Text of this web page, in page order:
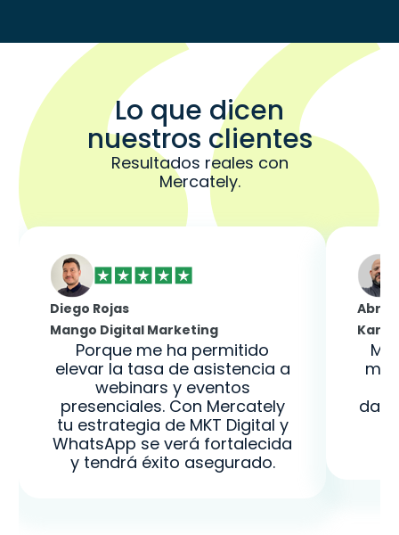
Lo que dicen
nuestros clientes
Resultados reales con
Mercately.
Diego Rojas
Mango Digital Marketing
Porque me ha permitido
elevar la tasa de asistencia a
webinars y eventos
presenciales. Con Mercately
tu estrategia de MKT Digital y
WhatsApp se verá fortalecida
y tendrá éxito asegurado.
Kank